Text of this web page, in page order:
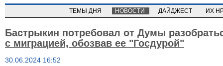
ТЕМЫ ДНЯ НОВОСТИ ДАЙДЖЕСТ ИХ
Бастрыкин потребовал от Думы
с миграцией, обозвав ее "Госдурой"
30.06.2024 16:52